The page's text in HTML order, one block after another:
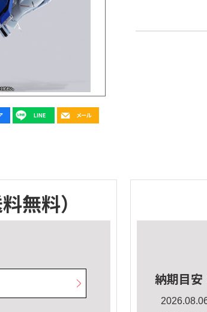
料無料）
納期目安